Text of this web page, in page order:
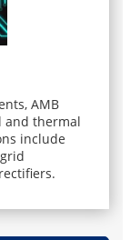
AMB
and thermal
include